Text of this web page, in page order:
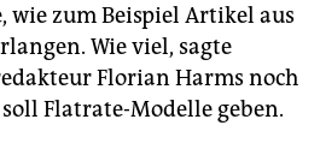
zum Beispiel Artikel aus
Wie viel, sagte
Florian Harms noch
Flatrate-Modelle geben.